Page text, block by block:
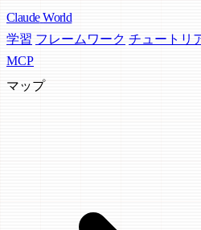
Claude World
学習 フレームワーク チュートリ
MCP
マップ